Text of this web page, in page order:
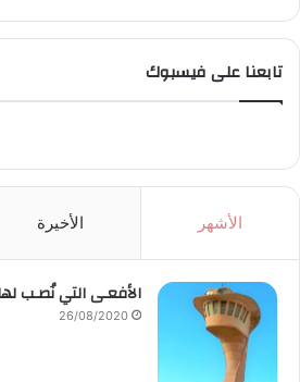
تابعنا على فيسبوك
الأشهر الأخيرة
الأفعـى التي نُصـب
26/08/2020